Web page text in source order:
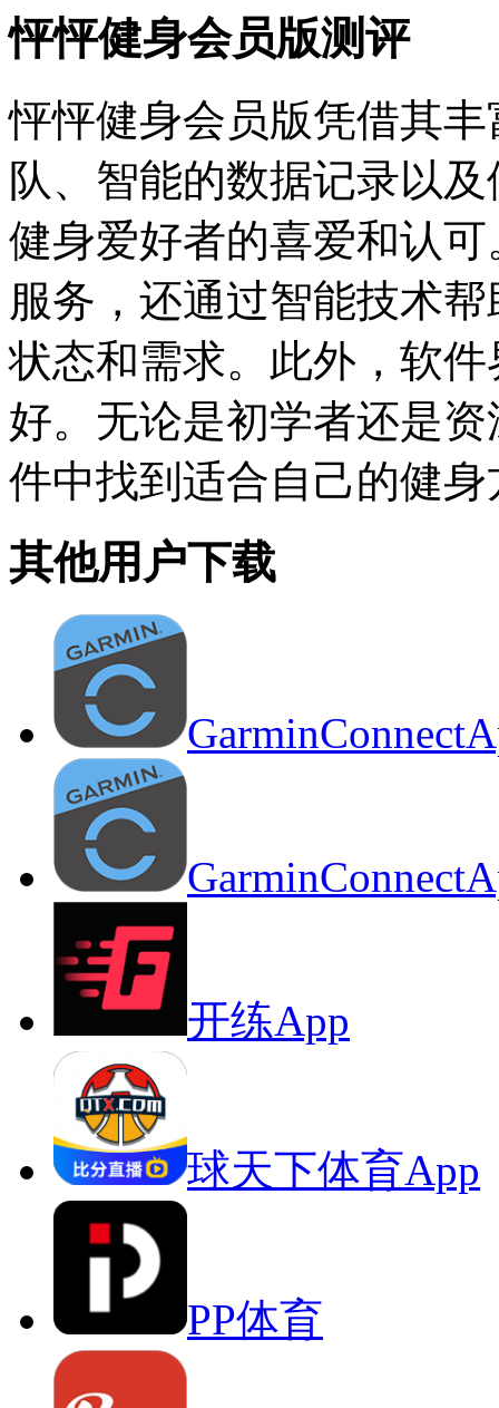
怦怦健身会员版测评
怦怦健身会员版凭借其
队、智能的数据记录以
健身爱好者的喜爱和认
服务，还通过智能技术
状态和需求。此外，软
好。无论是初学者还是
件中找到适合自己的健
其他用户下载
开练App
球天下体育App
PP体育